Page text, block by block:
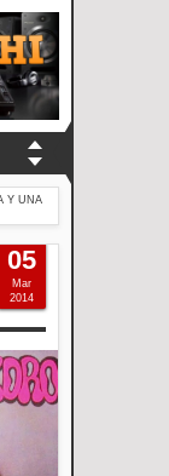
Y UNA
05
Mar
2014